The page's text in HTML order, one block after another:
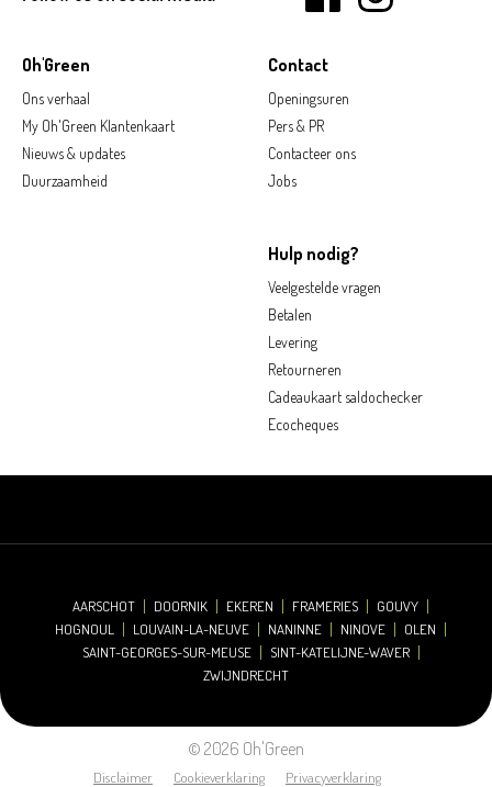
Oh'Green
Ons verhaal
My Oh'Green Klantenkaart
Nieuws & updates
Duurzaamheid
Contact
Openingsuren
Pers & PR
Contacteer ons
Jobs
Hulp nodig?
Veelgestelde vragen
Betalen
Levering
Retourneren
Cadeaukaart saldochecker
Ecocheques
AARSCHOT DOORNIK EKEREN FRAMERIES
GOUVY
HOGNOUL
LOUVAIN-LA-NEUVE NANINNE NINOVE
OLEN
SAINT-GEORGES-SUR-MEUSE
SINT-KATELIJNE-WAVER
ZWIJNDRECHT
© 2026 Oh'Green
Disclaimer Cookieverklaring Privacyverklaring